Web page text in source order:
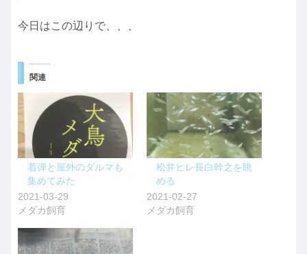
今日はこの辺りで、、、
関連
着弾と屋外のダルマも
集めてみた
2021-03-29
メダカ飼育
松井ヒレ長白幹之を眺
める
2021-02-27
メダカ飼育